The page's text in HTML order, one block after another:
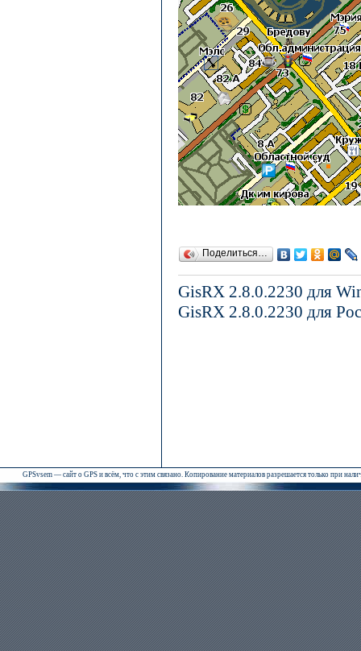
Поделиться…
GisRX 2.8.0.2230 для
GisRX 2.8.0.2230 для
GPSvsem — сайт о GPS и всём, что с этим связано. Копирование материалов разрешается только при